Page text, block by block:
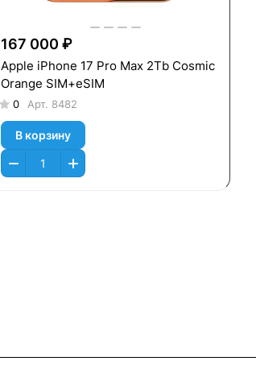
167 000 ₽
Apple iPhone 17 Pro Max 2Tb Cosmic
Orange SIM+eSIM
0 Арт. 8482
В корзину